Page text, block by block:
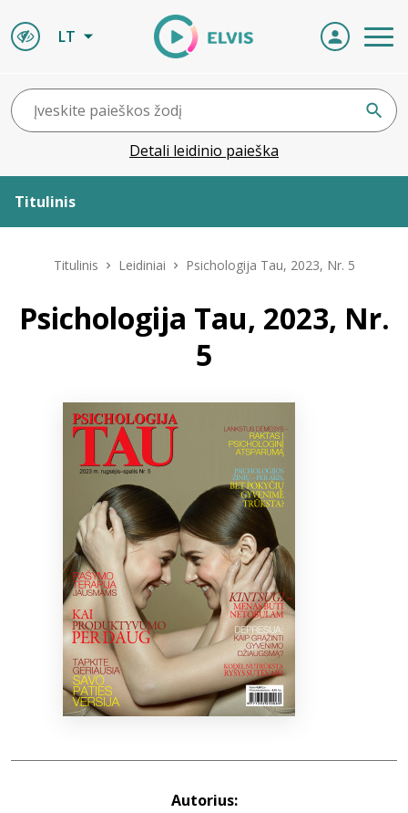
LT
Detali leidinio paieška
Titulinis
Leidiniai
Naujienos
Bibliotekoms
+370 667 80 541
info@elvislab.lt
Titulinis Leidiniai Psichologija Tau, 2023, Nr. 5
Psichologija Tau, 2023, Nr.
5
Autorius: